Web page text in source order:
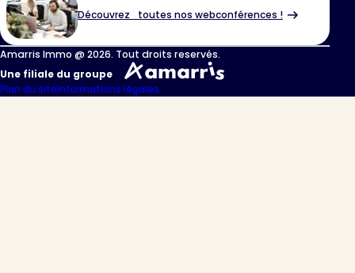
Découvrez toutes nos webconférences !
Amarris Immo @ 2026. Tout droits reservés.
Une filiale du groupe
Plan du siteInformations légales